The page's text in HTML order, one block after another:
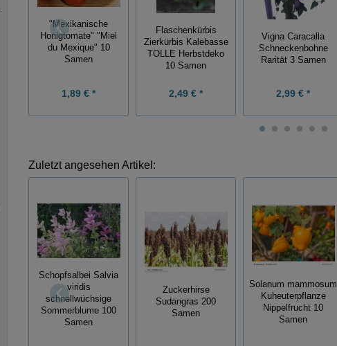
"Mexikanische
Honigtomate" "Miel
du Mexique" 10
Samen
1,89 € *
Flaschenkürbis
Zierkürbis Kalebasse
TOLLE Herbstdeko
10 Samen
2,49 € *
Vigna Caracalla
Schneckenbohne
Rarität 3 Samen
2,99 € *
Zuletzt angesehen Artikel:
Schopfsalbei Salvia
viridis
schnellwüchsige
Sommerblume 100
Samen
Zuckerhirse
Sudangras 200
Samen
Solanum mammosum
Kuheuterpflanze
Nippelfrucht 10
Samen